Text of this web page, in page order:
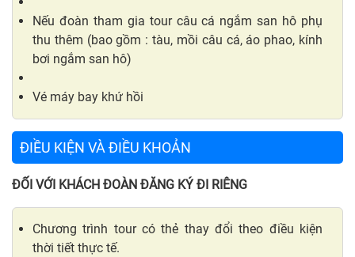
Nếu đoàn tham gia tour câu cá ngắm san hô phụ
thu thêm (bao gồm : tàu, mồi câu cá, áo phao, kính
bơi ngắm san hô)
Vé máy bay khứ hồi
ĐIỀU KIỆN VÀ ĐIỀU KHOẢN
ĐỐI VỚI KHÁCH ĐOÀN ĐĂNG KÝ ĐI RIÊNG
Chương trình tour có thẻ thay đổi theo điều kiện
thời tiết thực tế.